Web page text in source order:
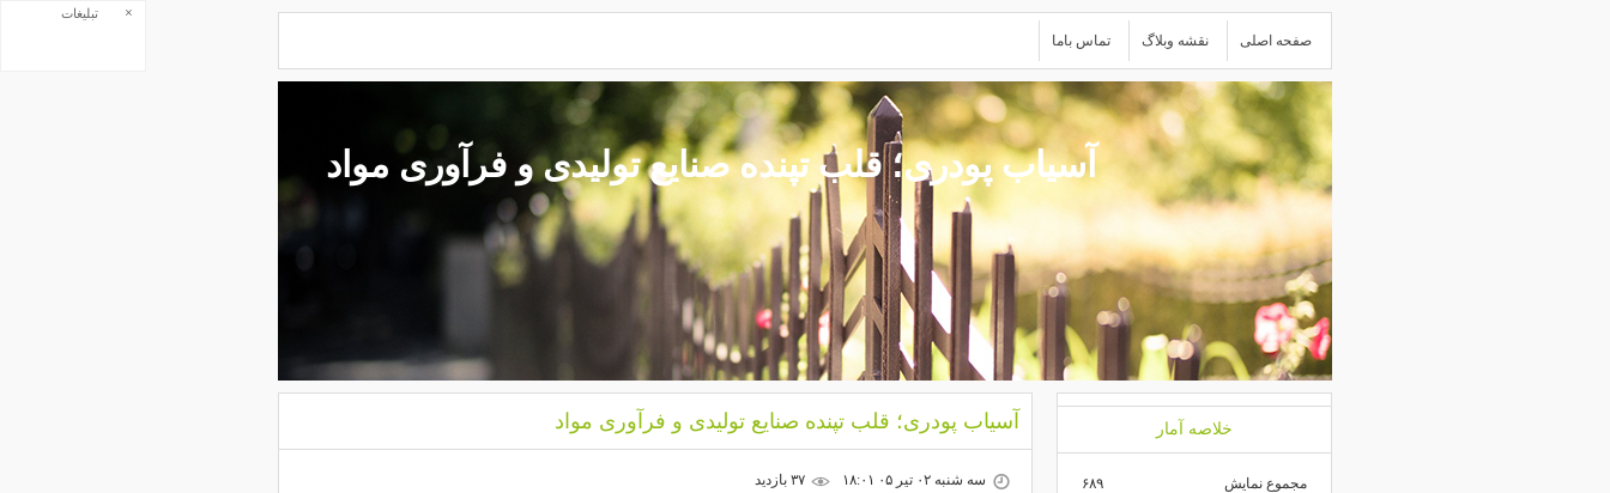
صفحه اصلی نقشه وبلاگ تماس باما
آسیاب پودری؛ قلب تپنده صنایع تولیدی و فرآوری مواد
آسیاب پودری؛ قلب تپنده صنایع تولیدی و فرآوری مواد
سه شنبه ۰۲ تیر ۰۵ ۱۸:۰۱
خلاصه آمار
مجموع نمایش‌ ۶۸۹
تبلیغات ×